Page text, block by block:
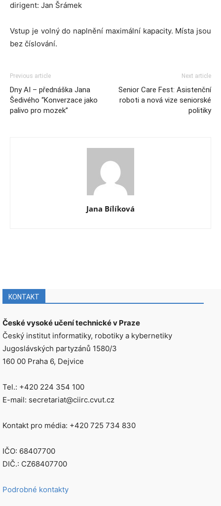
dirigent: Jan Šrámek
Vstup je volný do naplnění maximální kapacity. Místa jsou
bez číslování.
Previous article
Dny AI – přednáška Jana
Šedivého “Konverzace jako
palivo pro mozek”
Next article
Senior Care Fest: Asistenční
roboti a nová vize seniorské
politiky
Jana Bílíková
KONTAKT
České vysoké učení technické v Praze
Český institut informatiky, robotiky a kybernetiky
Jugoslávských partyzánů 1580/3
160 00 Praha 6, Dejvice
Tel.: +420 224 354 100
E-mail: secretariat@ciirc.cvut.cz
Kontakt pro média: +420 725 734 830
IČO: 68407700
DIČ.: CZ68407700
Podrobné kontakty